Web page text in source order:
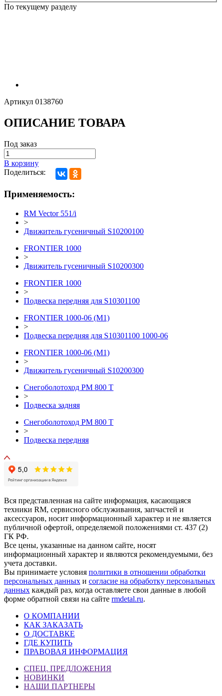
По текущему разделу
Артикул 0138760
ОПИСАНИЕ ТОВАРА
Под заказ
В корзину
Поделиться:
Применяемость:
RM Vector 551/i
>
Движитель гусеничный S10200100
FRONTIER 1000
>
Движитель гусеничный S10200300
FRONTIER 1000
>
Подвеска передняя для S10301100
FRONTIER 1000-06 (М1)
>
Подвеска передняя для S10301100 1000-06
FRONTIER 1000-06 (М1)
>
Движитель гусеничный S10200300
Снегоболотоход РМ 800 Т
>
Подвеска задняя
Снегоболотоход РМ 800 Т
>
Подвеска передняя
Вся представленная на сайте информация, касающаяся
техники RM, сервисного обслуживания, запчастей и
аксессуаров, носит информационный характер и не является
публичной офертой, определяемой положениями ст. 437 (2)
ГК РФ.
Все цены, указанные на данном сайте, носят
информационный характер и являются рекомендуемыми, без
учета доставки.
Вы принимаете условия политики в отношении обработки
персональных данных и согласие на обработку персональных
данных каждый раз, когда оставляете свои данные в любой
форме обратной связи на сайте rmdetal.ru.
О КОМПАНИИ
КАК ЗАКАЗАТЬ
О ДОСТАВКЕ
ГДЕ КУПИТЬ
ПРАВОВАЯ ИНФОРМАЦИЯ
СПЕЦ. ПРЕДЛОЖЕНИЯ
НОВИНКИ
НАШИ ПАРТНЕРЫ